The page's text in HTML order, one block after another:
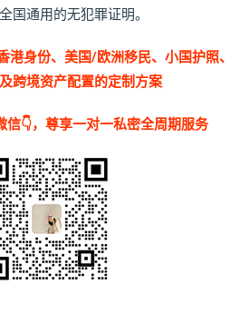
国通用的无犯罪证明。
港身份、美国/欧洲移民、小国护照、
跨境资产配置的定制方案
信👇，尊享一对一私密全周期服务